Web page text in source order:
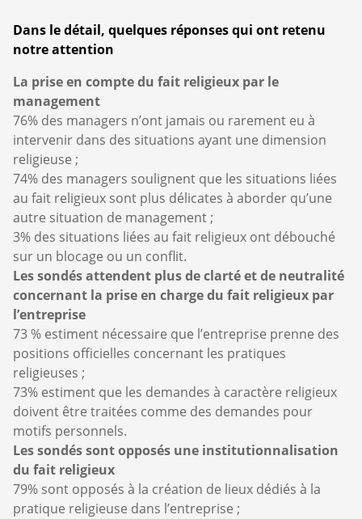
Dans le détail, quelques réponses qui ont retenu
notre attention
La prise en compte du fait religieux par le
management
76% des managers n’ont jamais ou rarement eu à
intervenir dans des situations ayant une dimension
religieuse ;
74% des managers soulignent que les situations liées
au fait religieux sont plus délicates à aborder qu’une
autre situation de management ;
3% des situations liées au fait religieux ont débouché
sur un blocage ou un conflit.
Les sondés attendent plus de clarté et de neutralité
concernant la prise en charge du fait religieux par
l’entreprise
73 % estiment nécessaire que l’entreprise prenne des
positions officielles concernant les pratiques
religieuses ;
73% estiment que les demandes à caractère religieux
doivent être traitées comme des demandes pour
motifs personnels.
Les sondés sont opposés une institutionnalisation
du fait religieux
79% sont opposés à la création de lieux dédiés à la
pratique religieuse dans l’entreprise ;